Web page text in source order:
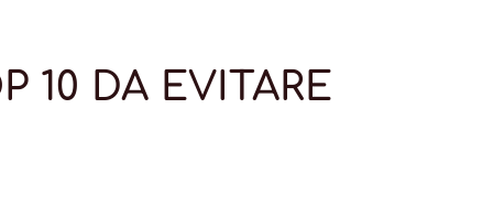
10 DA EVITARE